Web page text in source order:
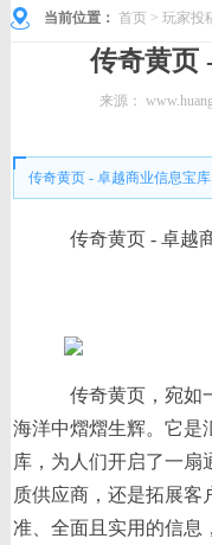
当前位置： 首页 > 玩家投
传奇黄页
来源：
传奇黄页 - 卓越商业信息宝库
传奇黄页 - 卓越
传奇黄页，宛如
海洋中熠熠生辉。它是
库，为人们开启了一扇
质供应商，还是拓展客
准、全面且实用的信息